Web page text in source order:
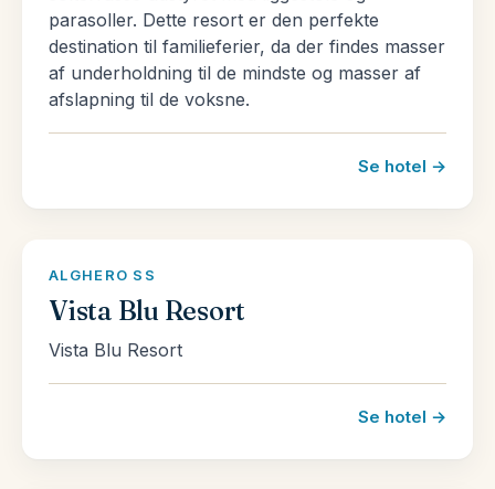
parasoller. Dette resort er den perfekte
destination til familieferier, da der findes masser
af underholdning til de mindste og masser af
afslapning til de voksne.
Se hotel →
ALGHERO SS
Vista Blu Resort
Vista Blu Resort
Se hotel →